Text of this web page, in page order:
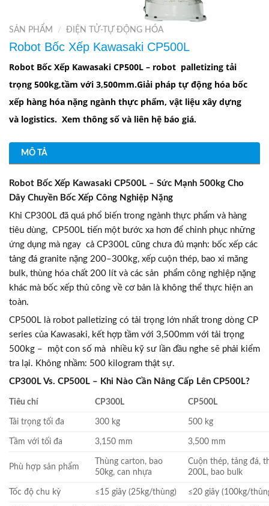
SẢN PHẨM / ĐIỆN TỬ-TỰ ĐỘNG HÓA
Robot Bốc Xếp Kawasaki CP500L
Robot Bốc Xếp Kawasaki CP500L – robot palletizing tải
trọng 500kg,tầm với 3,500mm.Giải pháp tự động hóa bốc
xếp hàng hóa nặng ngành thực phẩm, vật liệu xây dựng
và logistics. Xem thông số và liên hệ báo giá.
MÔ TẢ
Robot Bốc Xếp Kawasaki CP500L – Sức Mạnh 500kg Cho
Dây Chuyền Bốc Xếp Công Nghiệp Nặng
Khi CP300L đã quá phổ biến trong ngành thực phẩm và hàng
tiêu dùng, CP500L tiến một bước xa hơn để chinh phục những
ứng dụng mà ngay cả CP300L cũng chưa đủ mạnh: bốc xếp các
tảng đá granite nặng 200–300kg, xếp cuộn thép, bao xi măng
bulk, thùng hóa chất 200 lít và các sản phẩm công nghiệp nặng
khác mà bốc xếp thủ công về cơ bản là không thể thực hiện an
toàn.
CP500L là robot palletizing có tải trọng lớn nhất trong dòng CP
series của Kawasaki, kết hợp tầm với 3,500mm với tải trọng
500kg – một con số mà nhiều kỹ sư lần đầu nghe sẽ phải kiểm
tra lại. Không nhầm: 500 kilogram thật sự.
CP300L Vs. CP500L – Khi Nào Cần Nâng Cấp Lên CP500L?
Tiêu chí CP300L CP500L
Tải trọng tối đa 300 kg 500 kg
Tầm với tối đa 3,150 mm 3,500 mm
Phù hợp sản phẩm
Thùng carton, bao
50kg, can nhựa
Cuộn thép, tảng đá,
200L, bao bulk
Tốc độ chu kỳ ≤15 giây (25kg/thùng) ≤20 giây (100kg/